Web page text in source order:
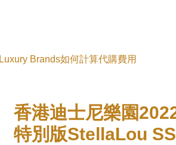
Luxury Brands如何計算代購費用
香港迪士尼樂園
特別版StellaLou